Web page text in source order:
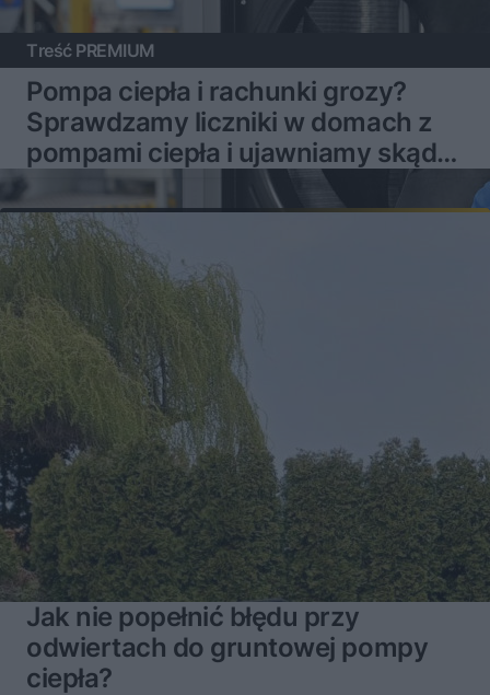
Treść PREMIUM
Pompa ciepła i rachunki grozy?
Sprawdzamy liczniki w domach z
pompami ciepła i ujawniamy skąd
mogą brać się problemy
Jak nie popełnić błędu przy
odwiertach do gruntowej pompy
ciepła?